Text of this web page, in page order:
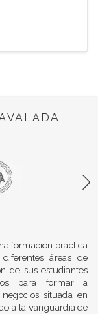
formación práctica
áreas de
de sus estudiantes
para formar a
situada en
a la vanguardia de